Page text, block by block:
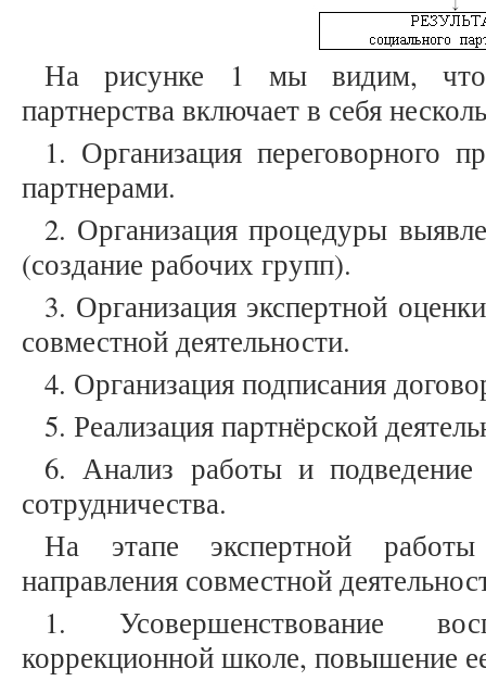
На рисунке 1 мы видим, что
партнерства включает в себя
1. Организация переговорного
партнерами.
2. Организация процедуры
(создание рабочих групп).
3. Организация экспертной
совместной деятельности.
4. Организация подписания
5. Реализация партнёрской
6. Анализ работы и подведение
сотрудничества.
На этапе экспертной
направления совместной
1. Усовершенствование
коррекционной школе, повышение